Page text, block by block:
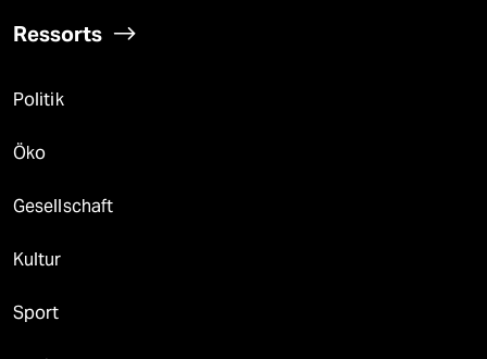
Ressorts
Politik
Öko
Gesellschaft
Kultur
Sport